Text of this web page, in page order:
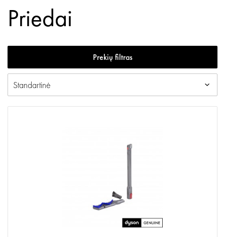
Priedai
Prekių filtras